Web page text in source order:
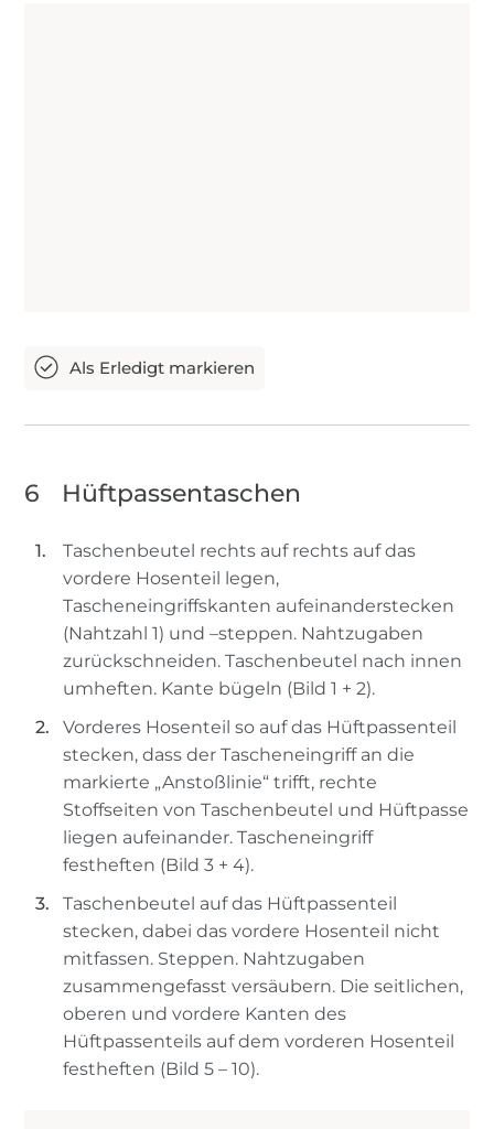
6 Hüftpassentaschen
Taschenbeutel rechts auf rechts auf das
vordere Hosenteil legen,
Tascheneingriffskanten aufeinanderstecken
(Nahtzahl 1) und –steppen. Nahtzugaben
zurückschneiden. Taschenbeutel nach innen
umheften. Kante bügeln (Bild 1 + 2).
Vorderes Hosenteil so auf das Hüftpassenteil
stecken, dass der Tascheneingriff an die
markierte „Anstoßlinie“ trifft, rechte
Stoffseiten von Taschenbeutel und Hüftpasse
liegen aufeinander. Tascheneingriff
festheften (Bild 3 + 4).
Taschenbeutel auf das Hüftpassenteil
stecken, dabei das vordere Hosenteil nicht
mitfassen. Steppen. Nahtzugaben
zusammengefasst versäubern. Die seitlichen,
oberen und vordere Kanten des
Hüftpassenteils auf dem vorderen Hosenteil
festheften (Bild 5 – 10).